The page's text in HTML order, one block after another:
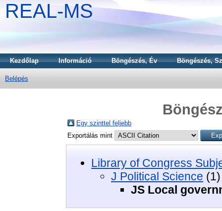
REAL-MS
Kezdőlap Információ Böngészés, Év Böngészés,
Belépés
Egy szinttel feljebb
Exportálás mint
Library of Congress
J Political Science (1)
JS Local